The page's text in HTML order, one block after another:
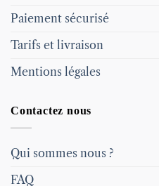
Paiement sécurisé
Tarifs et livraison
Mentions légales
Contactez nous
Qui sommes nous ?
FAQ